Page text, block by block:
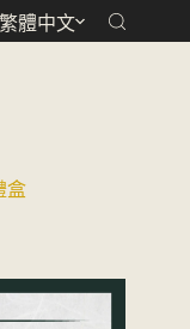
繁體中文
盒